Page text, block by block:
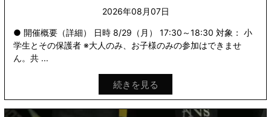
2026年08月07日
● 開催概要（詳細） 日時 8/29（月） 17:30～18:30 対象： 小
学生とその保護者 ※大人のみ、お子様のみの参加はできませ
ん。共 ...
続きを見る